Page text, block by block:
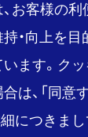
お客様の利
・向上を目
ます。ク
は、「同意
につきま